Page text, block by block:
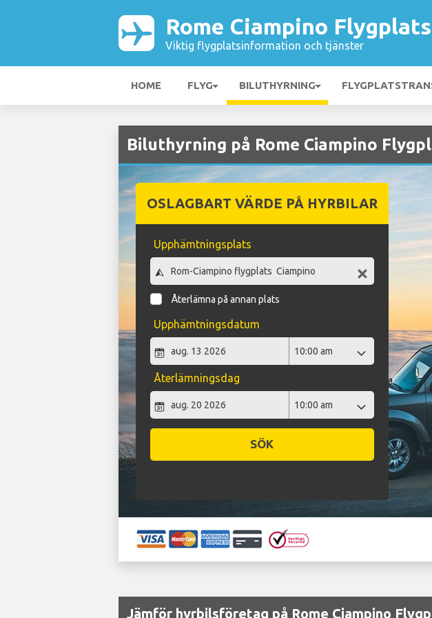
Rome Ciampino Flygplats
Viktig flygplatsinformation och tjänster
HOME FLYG BILUTHYRNING
Biluthyrning på Rome Ciampino
OSLAGBART VÄRDE PÅ HYRBILAR
Upphämtningsplats
Återlämna på annan plats
Upphämtningsdatum
Återlämningsdag
SÖK
Jämför hyrbilsföretag på Rome Ciampino